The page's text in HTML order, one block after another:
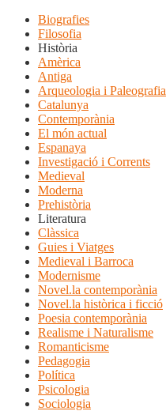
Biografies
Filosofia
Història
Amèrica
Antiga
Arqueologia i Paleografia
Catalunya
Contemporània
El món actual
Espanaya
Investigació i Corrents
Medieval
Moderna
Prehistòria
Literatura
Clàssica
Guies i Viatges
Medieval i Barroca
Modernisme
Novel.la contemporània
Novel.la històrica i ficció
Poesia contemporània
Realisme i Naturalisme
Romanticisme
Pedagogia
Política
Psicologia
Sociologia